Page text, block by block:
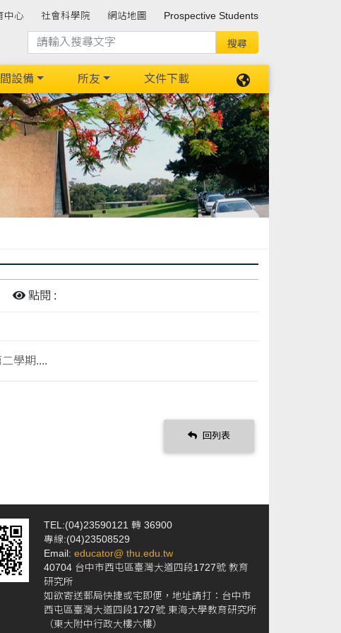
中心 社會科學院 網站地圖 Prospective Students
設備 所友 文件下載
點閱 :
學期....
回列表
TEL:(04)23590121 轉 36900
專線:(04)23508529
Email:educator@ thu.edu.tw
40704 台中市西屯區臺灣大道四段1727號 教育
研究所
如欲寄送郵局快捷或宅即便，地址請打：台中市
西屯區臺灣大道四段1727號 東海大學教育研究所
（東大附中行政大樓六樓）